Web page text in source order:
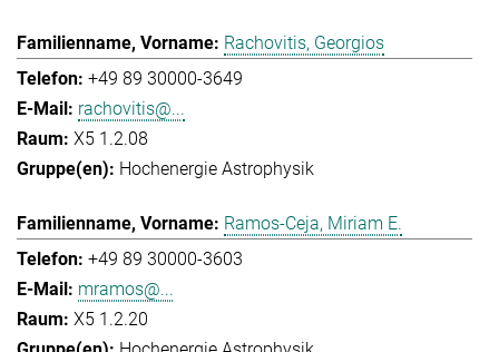
Rachovitis, Georgios
+49 89 30000-3649
rachovitis@...
X5 1.2.08
Hochenergie Astrophysik
Ramos-Ceja, Miriam E.
+49 89 30000-3603
mramos@...
X5 1.2.20